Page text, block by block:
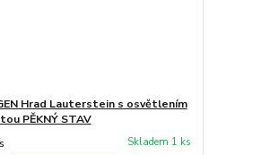
Hrad Lauterstein s osvětlením
PĚKNÝ STAV
Skladem 1 ks